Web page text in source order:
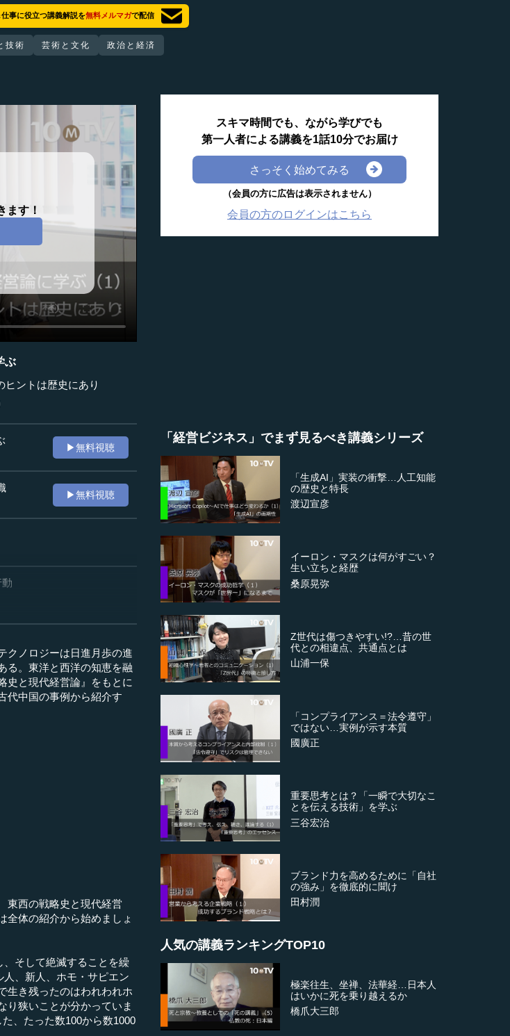
仕事に役立つ講義解説を無料メルマガで配信
技術 芸術と文化 政治と経済
ます！
ぶ
ヒントは歴史にあり
▶無料視聴
▶無料視聴
クノロジーは日進月歩の進
る。東洋と西洋の知恵を融
と現代経営論』をもとに
代中国の事例から紹介す
西の戦略史と現代経営
全体の紹介から始めましょ
そして絶滅することを繰
、新人、ホモ・サピエン
生き残ったのはわれわれホ
り狭いことが分かっていま
、たった数100から数1000
スキマ時間でも、ながら学びでも
第一人者による講義を1話10分でお届け
さっそく始めてみる
（会員の方に広告は表示されません）
会員の方のログインはこちら
「経営ビジネス」でまず見るべき講義シリーズ
「生成AI」実装の衝撃…人工知能
の歴史と特長
渡辺宣彦
イーロン・マスクは何がすごい？
生い立ちと経歴
桑原晃弥
Z世代は傷つきやすい!?…昔の世
代との相違点、共通点とは
山浦一保
「コンプライアンス＝法令遵守」
ではない…実例が示す本質
國廣正
重要思考とは？「一瞬で大切なこ
とを伝える技術」を学ぶ
三谷宏治
ブランド力を高めるために「自社
の強み」を徹底的に聞け
田村潤
人気の講義ランキングTOP10
極楽往生、坐禅、法華経…日本人
はいかに死を乗り越えるか
橋爪大三郎